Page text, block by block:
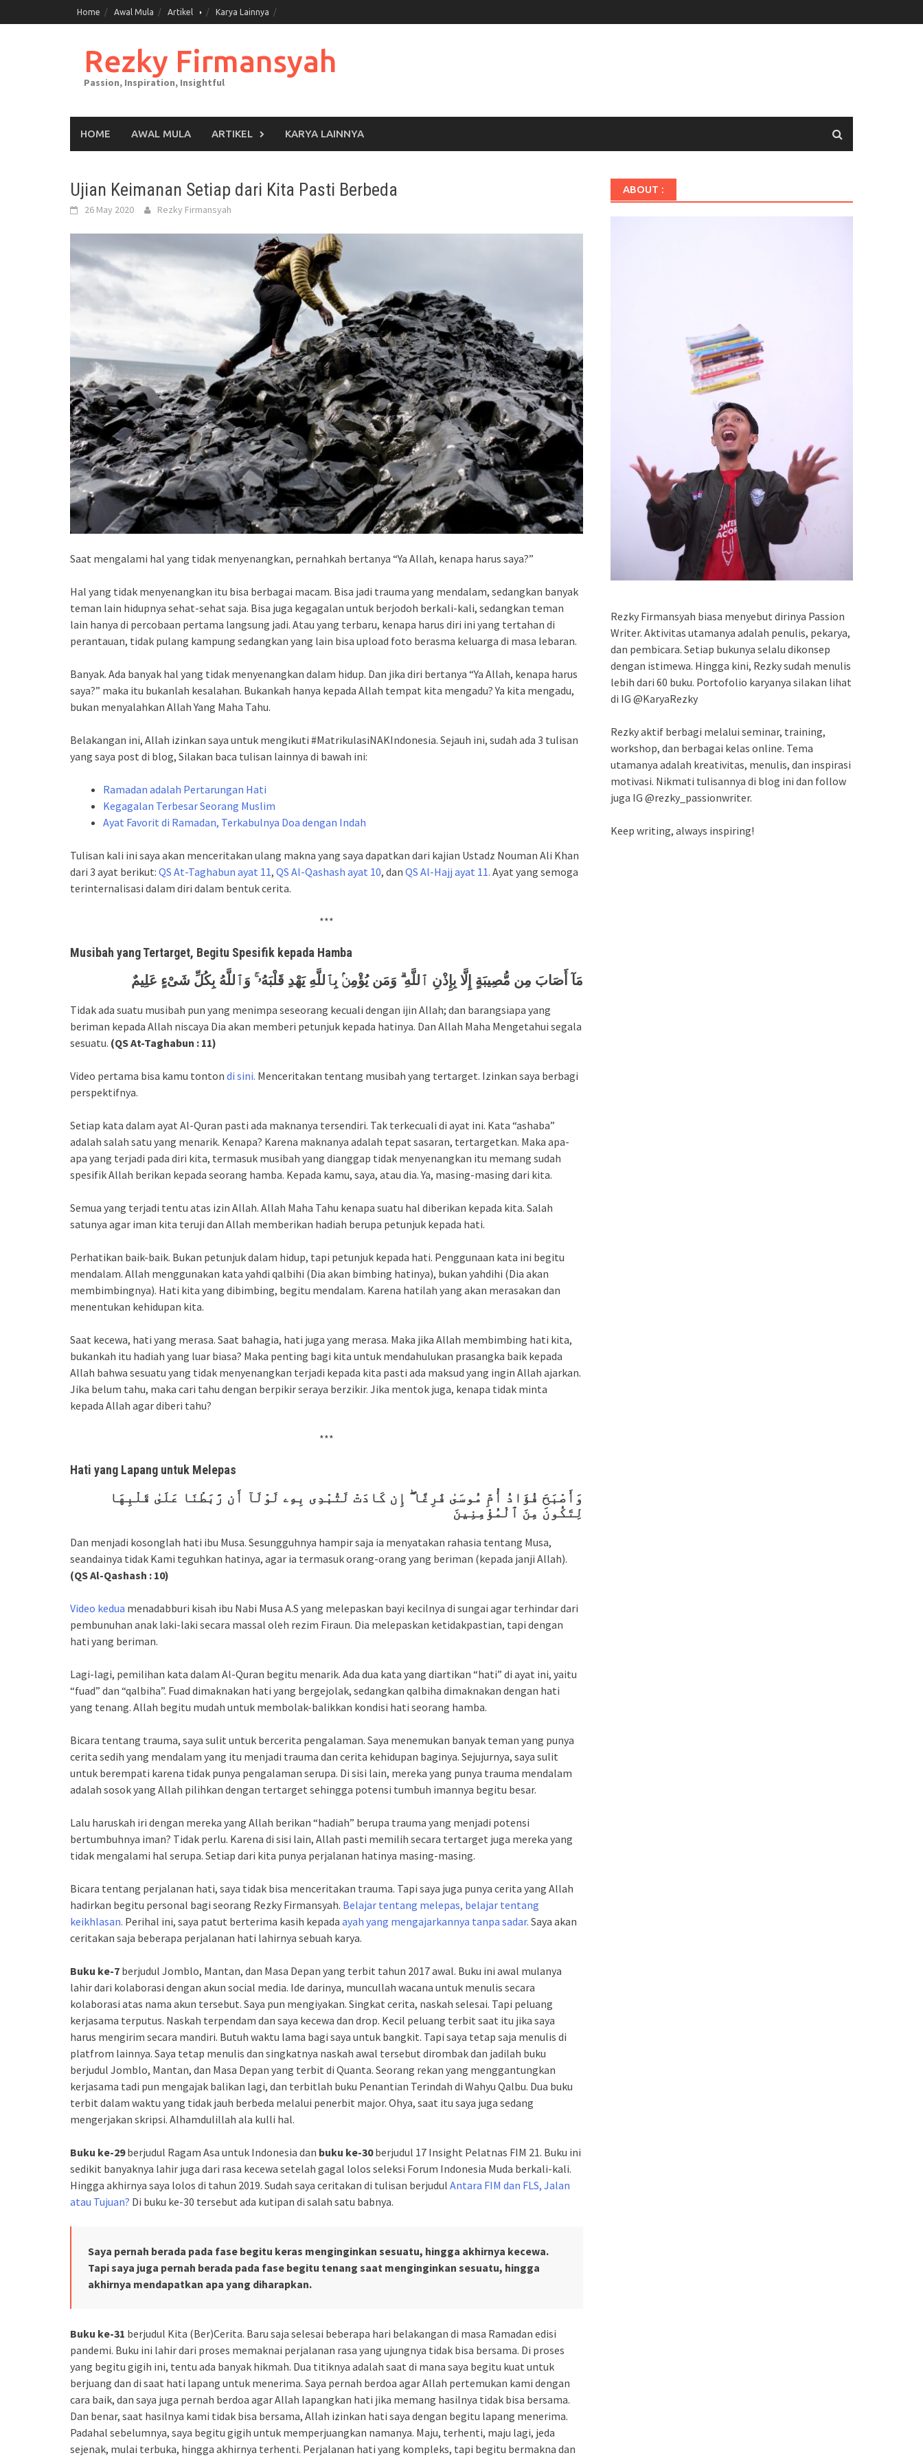
to
Home Awal Mula Artikel Karya Lainnya
Rezky Firmansyah
Passion, Inspiration, Insightful
HOME AWAL MULA ARTIKEL KARYA LAINNYA
Ujian Keimanan Setiap dari Kita Pasti Berbeda
26 May 2020 Rezky Firmansyah
Saat mengalami hal yang tidak menyenangkan, pernahkah bertanya “Ya Allah, kenapa harus saya?”
Hal yang tidak menyenangkan itu bisa berbagai macam. Bisa jadi trauma yang mendalam, sedangkan banyak
teman lain hidupnya sehat-sehat saja. Bisa juga kegagalan untuk berjodoh berkali-kali, sedangkan teman
lain hanya di percobaan pertama langsung jadi. Atau yang terbaru, kenapa harus diri ini yang tertahan di
perantauan, tidak pulang kampung sedangkan yang lain bisa upload foto berasma keluarga di masa lebaran.
Banyak. Ada banyak hal yang tidak menyenangkan dalam hidup. Dan jika diri bertanya “Ya Allah, kenapa harus
saya?” maka itu bukanlah kesalahan. Bukankah hanya kepada Allah tempat kita mengadu? Ya kita mengadu,
bukan menyalahkan Allah Yang Maha Tahu.
Belakangan ini, Allah izinkan saya untuk mengikuti #MatrikulasiNAKIndonesia. Sejauh ini, sudah ada 3 tulisan
yang saya post di blog, Silakan baca tulisan lainnya di bawah ini:
Ramadan adalah Pertarungan Hati
Kegagalan Terbesar Seorang Muslim
Ayat Favorit di Ramadan, Terkabulnya Doa dengan Indah
Tulisan kali ini saya akan menceritakan ulang makna yang saya dapatkan dari kajian Ustadz Nouman Ali Khan
dari 3 ayat berikut: QS At-Taghabun ayat 11, QS Al-Qashash ayat 10, dan QS Al-Hajj ayat 11. Ayat yang semoga
terinternalisasi dalam diri dalam bentuk cerita.
***
Musibah yang Tertarget, Begitu Spesifik kepada Hamba
مَآ أَصَابَ مِن مُّصِيبَةٍ إِلَّا بِإِذْنِ ٱللَّهِ ۗ وَمَن يُؤْمِنۢ بِٱللَّهِ يَهْدِ قَلْبَهُۥ ۚ وَٱللَّهُ بِكُلِّ شَىْءٍ عَلِيمٌ
Tidak ada suatu musibah pun yang menimpa seseorang kecuali dengan ijin Allah; dan barangsiapa yang
beriman kepada Allah niscaya Dia akan memberi petunjuk kepada hatinya. Dan Allah Maha Mengetahui segala
sesuatu. (QS At-Taghabun : 11)
Video pertama bisa kamu tonton di sini. Menceritakan tentang musibah yang tertarget. Izinkan saya berbagi
perspektifnya.
Setiap kata dalam ayat Al-Quran pasti ada maknanya tersendiri. Tak terkecuali di ayat ini. Kata “ashaba”
adalah salah satu yang menarik. Kenapa? Karena maknanya adalah tepat sasaran, tertargetkan. Maka apa-
apa yang terjadi pada diri kita, termasuk musibah yang dianggap tidak menyenangkan itu memang sudah
spesifik Allah berikan kepada seorang hamba. Kepada kamu, saya, atau dia. Ya, masing-masing dari kita.
Semua yang terjadi tentu atas izin Allah. Allah Maha Tahu kenapa suatu hal diberikan kepada kita. Salah
satunya agar iman kita teruji dan Allah memberikan hadiah berupa petunjuk kepada hati.
Perhatikan baik-baik. Bukan petunjuk dalam hidup, tapi petunjuk kepada hati. Penggunaan kata ini begitu
mendalam. Allah menggunakan kata yahdi qalbihi (Dia akan bimbing hatinya), bukan yahdihi (Dia akan
membimbingnya). Hati kita yang dibimbing, begitu mendalam. Karena hatilah yang akan merasakan dan
menentukan kehidupan kita.
Saat kecewa, hati yang merasa. Saat bahagia, hati juga yang merasa. Maka jika Allah membimbing hati kita,
bukankah itu hadiah yang luar biasa? Maka penting bagi kita untuk mendahulukan prasangka baik kepada
Allah bahwa sesuatu yang tidak menyenangkan terjadi kepada kita pasti ada maksud yang ingin Allah ajarkan.
Jika belum tahu, maka cari tahu dengan berpikir seraya berzikir. Jika mentok juga, kenapa tidak minta
kepada Allah agar diberi tahu?
***
Hati yang Lapang untuk Melepas
وَأَصْبَحَ فُؤَادُ أُمِّ مُوسَىٰ فَٰرِغًا ۖ إِن كَادَتْ لَتُبْدِى بِهِۦ لَوْلَآ أَن رَّبَطْنَا عَلَىٰ قَلْبِهَا
لِتَكُونَ مِنَ ٱلْمُؤْمِنِينَ
Dan menjadi kosonglah hati ibu Musa. Sesungguhnya hampir saja ia menyatakan rahasia tentang Musa,
seandainya tidak Kami teguhkan hatinya, agar ia termasuk orang-orang yang beriman (kepada janji Allah).
(QS Al-Qashash : 10)
Video kedua menadabburi kisah ibu Nabi Musa A.S yang melepaskan bayi kecilnya di sungai agar terhindar dari
pembunuhan anak laki-laki secara massal oleh rezim Firaun. Dia melepaskan ketidakpastian, tapi dengan
hati yang beriman.
Lagi-lagi, pemilihan kata dalam Al-Quran begitu menarik. Ada dua kata yang diartikan “hati” di ayat ini, yaitu
“fuad” dan “qalbiha”. Fuad dimaknakan hati yang bergejolak, sedangkan qalbiha dimaknakan dengan hati
yang tenang. Allah begitu mudah untuk membolak-balikkan kondisi hati seorang hamba.
Bicara tentang trauma, saya sulit untuk bercerita pengalaman. Saya menemukan banyak teman yang punya
cerita sedih yang mendalam yang itu menjadi trauma dan cerita kehidupan baginya. Sejujurnya, saya sulit
untuk berempati karena tidak punya pengalaman serupa. Di sisi lain, mereka yang punya trauma mendalam
adalah sosok yang Allah pilihkan dengan tertarget sehingga potensi tumbuh imannya begitu besar.
Lalu haruskah iri dengan mereka yang Allah berikan “hadiah” berupa trauma yang menjadi potensi
bertumbuhnya iman? Tidak perlu. Karena di sisi lain, Allah pasti memilih secara tertarget juga mereka yang
tidak mengalami hal serupa. Setiap dari kita punya perjalanan hatinya masing-masing.
Bicara tentang perjalanan hati, saya tidak bisa menceritakan trauma. Tapi saya juga punya cerita yang Allah
hadirkan begitu personal bagi seorang Rezky Firmansyah. Belajar tentang melepas, belajar tentang
keikhlasan. Perihal ini, saya patut berterima kasih kepada ayah yang mengajarkannya tanpa sadar. Saya akan
ceritakan saja beberapa perjalanan hati lahirnya sebuah karya.
Buku ke-7 berjudul Jomblo, Mantan, dan Masa Depan yang terbit tahun 2017 awal. Buku ini awal mulanya
lahir dari kolaborasi dengan akun social media. Ide darinya, muncullah wacana untuk menulis secara
kolaborasi atas nama akun tersebut. Saya pun mengiyakan. Singkat cerita, naskah selesai. Tapi peluang
kerjasama terputus. Naskah terpendam dan saya kecewa dan drop. Kecil peluang terbit saat itu jika saya
harus mengirim secara mandiri. Butuh waktu lama bagi saya untuk bangkit. Tapi saya tetap saja menulis di
platfrom lainnya. Saya tetap menulis dan singkatnya naskah awal tersebut dirombak dan jadilah buku
berjudul Jomblo, Mantan, dan Masa Depan yang terbit di Quanta. Seorang rekan yang menggantungkan
kerjasama tadi pun mengajak balikan lagi, dan terbitlah buku Penantian Terindah di Wahyu Qalbu. Dua buku
terbit dalam waktu yang tidak jauh berbeda melalui penerbit major. Ohya, saat itu saya juga sedang
mengerjakan skripsi. Alhamdulillah ala kulli hal.
Buku ke-29berjudul Ragam Asa untuk Indonesia dan buku ke-30berjudul 17 Insight Pelatnas FIM 21. Buku ini
sedikit banyaknya lahir juga dari rasa kecewa setelah gagal lolos seleksi Forum Indonesia Muda berkali-kali.
Hingga akhirnya saya lolos di tahun 2019. Sudah saya ceritakan di tulisan berjudul Antara FIM dan FLS, Jalan
atau Tujuan? Di buku ke-30 tersebut ada kutipan di salah satu babnya.
Saya pernah berada pada fase begitu keras menginginkan sesuatu, hingga akhirnya kecewa.
Tapi saya juga pernah berada pada fase begitu tenang saat menginginkan sesuatu, hingga
akhirnya mendapatkan apa yang diharapkan.
Buku ke-31 berjudul Kita (Ber)Cerita. Baru saja selesai beberapa hari belakangan di masa Ramadan edisi
pandemi. Buku ini lahir dari proses memaknai perjalanan rasa yang ujungnya tidak bisa bersama. Di proses
yang begitu gigih ini, tentu ada banyak hikmah. Dua titiknya adalah saat di mana saya begitu kuat untuk
berjuang dan di saat hati lapang untuk menerima. Saya pernah berdoa agar Allah pertemukan kami dengan
cara baik, dan saya juga pernah berdoa agar Allah lapangkan hati jika memang hasilnya tidak bisa bersama.
Dan benar, saat hasilnya kami tidak bisa bersama, Allah izinkan hati saya dengan begitu lapang menerima.
Padahal sebelumnya, saya begitu gigih untuk memperjuangkan namanya. Maju, terhenti, maju lagi, jeda
sejenak, mulai terbuka, hingga akhirnya terhenti. Perjalanan hati yang kompleks, tapi begitu bermakna dan
ABOUT :
Rezky Firmansyah biasa menyebut dirinya Passion
Writer. Aktivitas utamanya adalah penulis, pekarya,
dan pembicara. Setiap bukunya selalu dikonsep
dengan istimewa. Hingga kini, Rezky sudah menulis
lebih dari 60 buku. Portofolio karyanya silakan lihat
di IG @KaryaRezky
Rezky aktif berbagi melalui seminar, training,
workshop, dan berbagai kelas online. Tema
utamanya adalah kreativitas, menulis, dan inspirasi
motivasi. Nikmati tulisannya di blog ini dan follow
juga IG @rezky_passionwriter.
Keep writing, always inspiring!